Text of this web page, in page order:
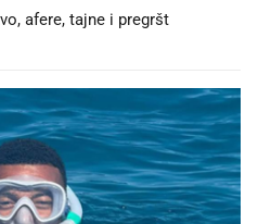
afere, tajne i pregršt